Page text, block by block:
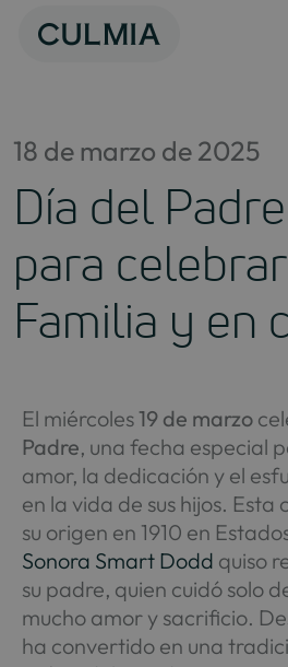
18 de marzo de 2025
Día del
para
Familia y en
El miércoles19 de marzo
Padre, una fecha especial
amor, la dedicación y el
en la vida de sus hijos.
su origen en 1910 en
Sonora Smart Dodd quiso
su padre, quien cuidó solo
mucho amor y sacrificio.
ha convertido en una